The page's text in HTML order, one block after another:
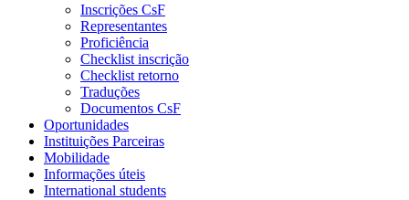
Inscrições CsF
Representantes
Proficiência
Checklist inscrição
Checklist retorno
Traduções
Documentos CsF
Oportunidades
Instituições Parceiras
Mobilidade
Informações úteis
International students